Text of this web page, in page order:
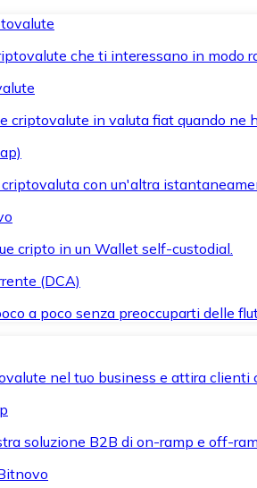
che ti interessano in modo
criptovalute in valuta fiat quando ne
con un'altra
cripto in un Wallet self-custodial.
(DCA)
a poco senza preoccuparti delle
nel tuo business e attira clienti
soluzione B2B di on-ramp e off-